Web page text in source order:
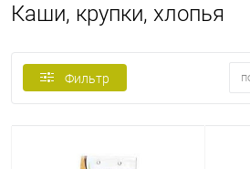
Каши, крупки, хлопья
Фильтр